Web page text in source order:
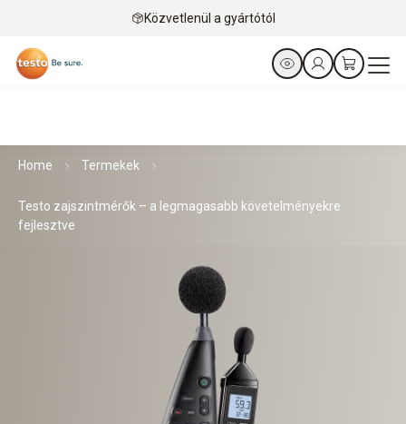
Közvetlenül a gyártótól
Home Termekek
Testo zajszintmérők – a legmagasabb követelményekre
fejlesztve